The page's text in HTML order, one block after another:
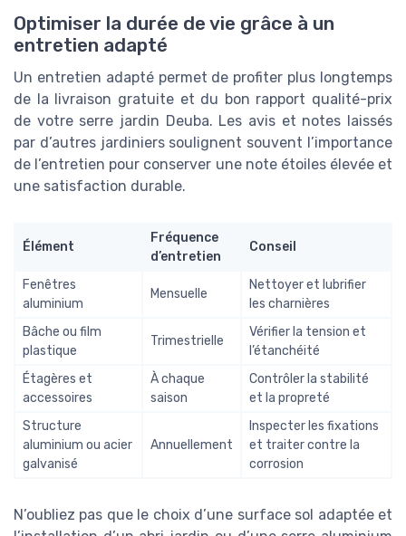
Optimiser la durée de vie grâce à un
entretien adapté
Un entretien adapté permet de profiter plus longtemps
de la livraison gratuite et du bon rapport qualité-prix
de votre serre jardin Deuba. Les avis et notes laissés
par d’autres jardiniers soulignent souvent l’importance
de l’entretien pour conserver une note étoiles élevée et
une satisfaction durable.
Élément
Fréquence
d’entretien
Conseil
Fenêtres
aluminium
Mensuelle
Nettoyer et lubrifier
les charnières
Bâche ou film
plastique
Trimestrielle
Vérifier la tension et
l’étanchéité
Étagères et
accessoires
À chaque
saison
Contrôler la stabilité
et la propreté
Structure
aluminium ou acier
galvanisé
Annuellement
Inspecter les fixations
et traiter contre la
corrosion
N’oubliez pas que le choix d’une surface sol adaptée et